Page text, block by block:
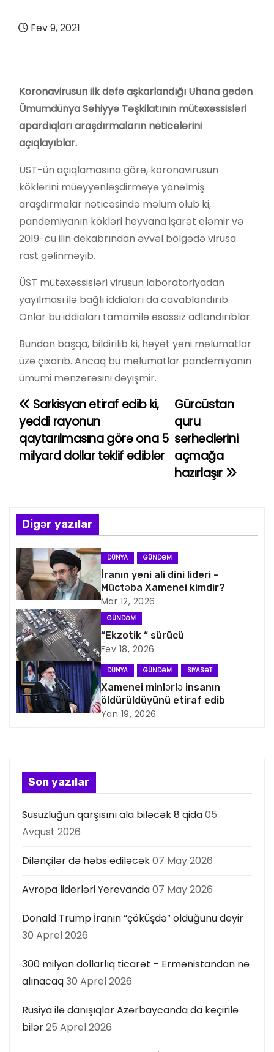
Fev 9, 2021
Koronavirusun ilk dəfə aşkarlandığı Uhana gedən
Ümumdünya Səhiyyə Təşkilatının mütəxəssisləri
apardıqları araşdırmaların nəticələrini
açıqlayıblar.
ÜST-ün açıqlamasına görə, koronavirusun
köklərini müəyyənləşdirməyə yönəlmiş
araşdırmalar nəticəsində məlum olub ki,
pandemiyanın kökləri heyvana işarət eləmir və
2019-cu ilin dekabrından əvvəl bölgədə virusa
rast gəlinməyib.
ÜST mütəxəssisləri virusun laboratoriyadan
yayılması ilə bağlı iddiaları da cavablandırıb.
Onlar bu iddiaları tamamilə əsassız adlandırıblar.
Bundan başqa, bildirilib ki, heyət yeni məlumatlar
üzə çıxarıb. Ancaq bu məlumatlar pandemiyanın
ümumi mənzərəsini dəyişmir.
Y
a
z
n
a
v
i
q
a
s
i
y
s
ı
Gürcüstan
quru
sərhədlərini
açmağa
hazırlaşır
Sarkisyan etiraf edib ki,
yeddi rayonun
qaytarılmasına görə ona 5
milyard dollar təklif ediblər
Digər yazılar
DÜNYA GÜNDƏM
İranın yeni ali dini lideri –
Müctəba Xamenei kimdir?
Mar 12, 2026
GÜNDƏM
“Ekzotik “ sürücü
Fev 18, 2026
DÜNYA GÜNDƏM SIYASƏT
Xamenei minlərlə insanın
öldürüldüyünü etiraf edib
Yan 19, 2026
Son yazılar
Susuzluğun qarşısını ala biləcək 8 qida05
Avqust 2026
Dilənçilər də həbs ediləcək07 May 2026
Avropa liderləri Yerevanda07 May 2026
Donald Trump İranın “çöküşdə” olduğunu deyir
30 Aprel 2026
300 milyon dollarlıq ticarət – Ermənistandan nə
alınacaq30 Aprel 2026
Rusiya ilə danışıqlar Azərbaycanda da keçirilə
bilər25 Aprel 2026